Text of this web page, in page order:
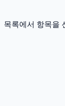
목록에서 항목을